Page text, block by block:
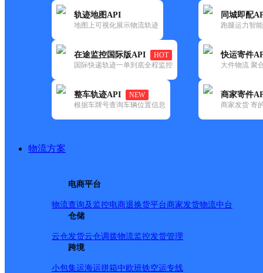
轨迹地图API
地图上可视化展示物流轨迹
在途监控国际版API
HOT
国际快递轨迹一单到底全程监控
整车轨迹API
NEW
根据车牌号查询车辆位置信息
同城即配
跑腿运力智
快运寄件
大件物流 聚
商家寄件
商家发货 寄
物流方案
电商平台
物流查询及监控电商退换货平台商家发货物流中台
仓储
云仓发货云仓调拨物流监控发货管理
跨境
小包集运海运拼箱中欧班铁空运专线
邮政
小街邮政支局
更新时间：2021-12-03 00:00:00
所属快递：邮政国内
所属区域：云南省-昆明市-嵩明县
网点地址：小街镇小街
网点负责人：